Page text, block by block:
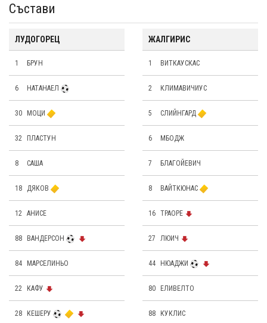
Състави
ЛУДОГОРЕЦ
1 БРУН
6 НАТАНАЕЛ
30 МОЦИ
32 ПЛАСТУН
8 САША
18 ДЯКОВ
12 АНИСЕ
88 ВАНДЕРСОН
84 МАРСЕЛИНЬО
22 КАФУ
28 КЕШЕРУ
ЖАЛГИРИС
1 ВИТКАУСКАС
2 КЛИМАВИЧИУС
5 СЛИЙНГАРД
6 МБОДЖ
7 БЛАГОЙЕВИЧ
8 ВАЙТКЮНАС
16 ТРАОРЕ
27 ЛЮИЧ
44 НЮАДЖИ
80 ЕЛИВЕЛТО
88 КУКЛИС